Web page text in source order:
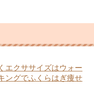
エクササイズはウォー
ングでふくらはぎ痩せ